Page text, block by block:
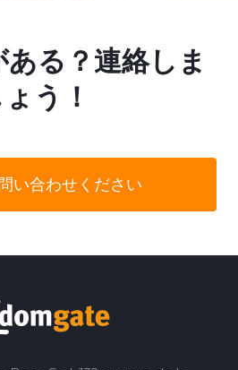
る？連絡しま
ょう！
い合わせください